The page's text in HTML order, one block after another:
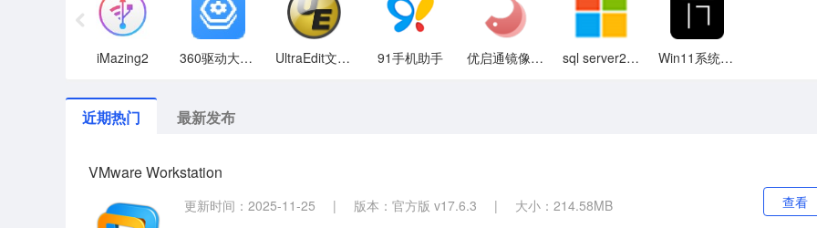
iMazing2 360驱动大师网卡版 UltraEdit文本编辑器 91手机助手 优启通镜像系统 sql server2019 Win11系统驱动
近期热门 最新发布
VMware Workstation
更新时间：2025-11-25 | 版本：官方版 v17.6.3 |
大小：214.58MB
查看